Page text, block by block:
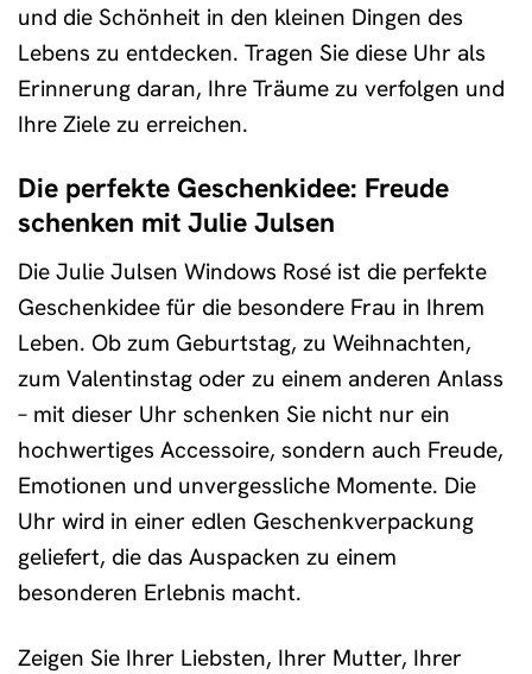
und die Schönheit in den kleinen Dingen des
Lebens zu entdecken. Tragen Sie diese Uhr als
Erinnerung daran, Ihre Träume zu verfolgen und
Ihre Ziele zu erreichen.
Die perfekte Geschenkidee: Freude
schenken mit Julie Julsen
Die Julie Julsen Windows Rosé ist die perfekte
Geschenkidee für die besondere Frau in Ihrem
Leben. Ob zum Geburtstag, zu Weihnachten,
zum Valentinstag oder zu einem anderen Anlass
– mit dieser Uhr schenken Sie nicht nur ein
hochwertiges Accessoire, sondern auch Freude,
Emotionen und unvergessliche Momente. Die
Uhr wird in einer edlen Geschenkverpackung
geliefert, die das Auspacken zu einem
besonderen Erlebnis macht.
Zeigen Sie Ihrer Liebsten, Ihrer Mutter, Ihrer